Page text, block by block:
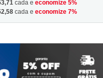
cada e economize 5%
cada e economize 7%